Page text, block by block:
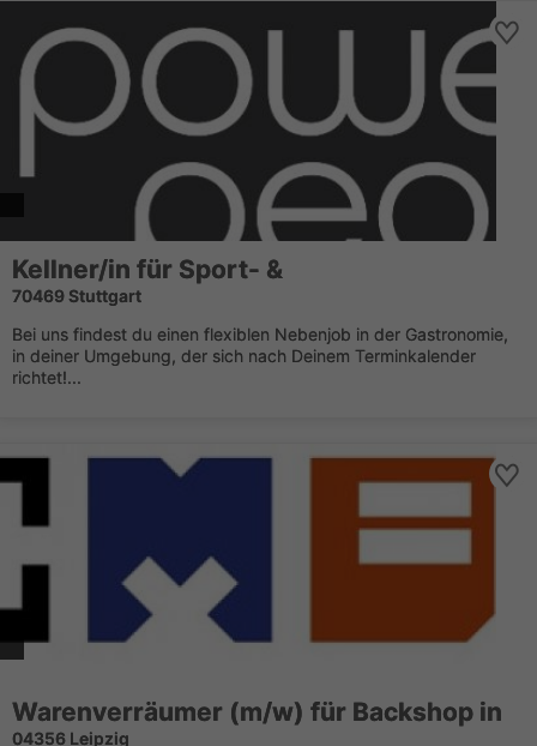
Kellner/in für Sport- &
70469 Stuttgart
Bei uns findest du einen flexiblen Nebenjob in der Gastronomie,
in deiner Umgebung, der sich nach Deinem Terminkalender
richtet!...
Warenverräumer (m/w) für Backshop in
04356 Leipzig